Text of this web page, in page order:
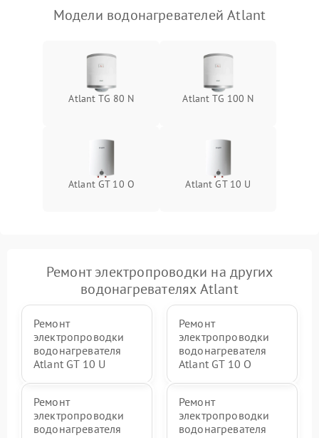
Модели водонагревателей Atlant
Atlant TG 80 N Atlant TG 100 N
Atlant GT 10 O Atlant GT 10 U
Ремонт электропроводки на других
водонагревателях Atlant
Ремонт
электропроводки
водонагревателя
Atlant GT 10 U
Ремонт
электропроводки
водонагревателя
Atlant GT 10 O
Ремонт
электропроводки
водонагревателя
Ремонт
электропроводки
водонагревателя